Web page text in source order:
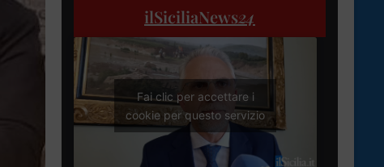
ilSiciliaNews24
Fai clic per accettare i
cookie per questo servizio